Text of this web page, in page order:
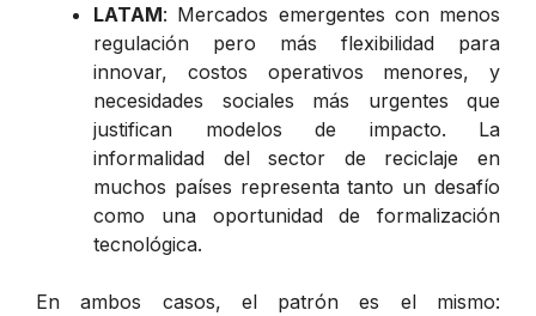
LATAM: Mercados emergentes con menos
regulación pero más flexibilidad para
innovar, costos operativos menores, y
necesidades sociales más urgentes que
justifican modelos de impacto. La
informalidad del sector de reciclaje en
muchos países representa tanto un desafío
como una oportunidad de formalización
tecnológica.
En ambos casos, el patrón es el mismo: